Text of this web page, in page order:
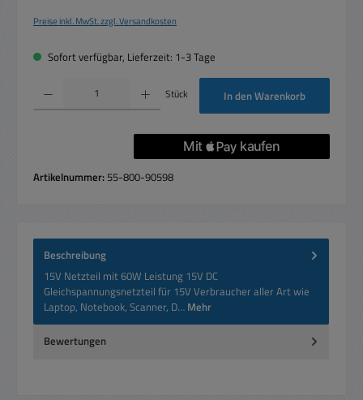
Preise inkl. MwSt. zzgl. Versandkosten
Sofort verfügbar, Lieferzeit: 1-3 Tage
Produkt Anzahl: Gib den gewünschten Wert ein oder benutze die Schaltflächen um
Stück In den Warenkorb
Artikelnummer: 55-800-90598
Beschreibung
15V Netzteil mit 60W Leistung 15V DC
Gleichspannungsnetzteil für 15V Verbraucher aller Art wie
Laptop, Notebook, Scanner, D… Mehr
Bewertungen